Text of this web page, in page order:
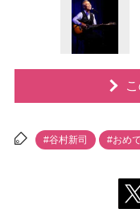
#谷村新司 #おめ